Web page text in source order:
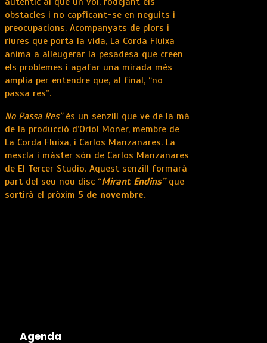
obstacles i no capficant-se en neguits i
preocupacions. Acompanyats de plors i
riures que porta la vida, La Corda Fluixa
anima a alleugerar la pesadesa que creen
els problemes i agafar una mirada més
amplia per entendre que, al final, “no
passa res”.
No Passa Res”és un senzill que ve de la mà
de la producció d’Oriol Moner, membre de
La Corda Fluixa, i Carlos Manzanares. La
mescla i màster són de Carlos Manzanares
de El Tercer Studio. Aquest senzill formarà
part del seu nou disc “Mirant Endins”que
sortirà el pròxim 5 de novembre.
Agenda